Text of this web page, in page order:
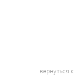
вернуться